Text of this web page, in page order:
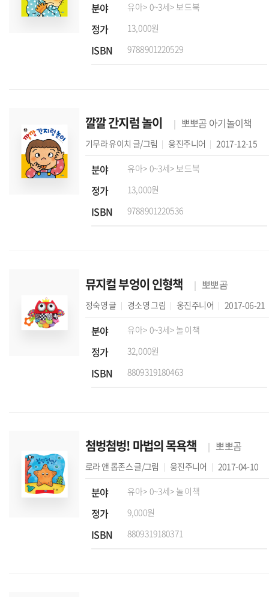
분야 유아> 0~3세> 보드북
정가 13,000원
ISBN 9788901220529
깔깔 간지럼 놀이 뽀뽀곰 아기놀이책
기무라 유이치 글/그림 웅진주니어 2017-12-15
분야 유아> 0~3세> 보드북
정가 13,000원
ISBN 9788901220536
뮤지컬 부엉이 인형책 뽀뽀곰
정숙영 글 경소영그림 웅진주니어 2017-06-21
분야 유아> 0~3세> 놀이책
정가 32,000원
ISBN 8809319180463
첨벙첨벙! 마법의 목욕책 뽀뽀곰
로라 앤 롭존스글/그림 웅진주니어 2017-04-10
분야 유아> 0~3세> 놀이책
정가 9,000원
ISBN 8809319180371